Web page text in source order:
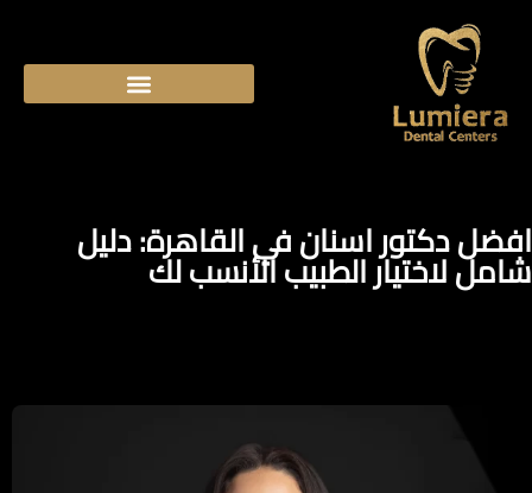
افضل دكتور اسنان في القاهرة: دليل
شامل لاختيار الطبيب الأنسب لك